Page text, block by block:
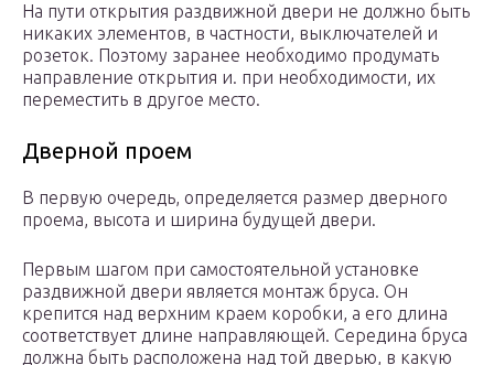
На пути открытия раздвижной двери не должно быть
никаких элементов, в частности, выключателей и
розеток. Поэтому заранее необходимо продумать
направление открытия и. при необходимости, их
переместить в другое место.
Дверной проем
В первую очередь, определяется размер дверного
проема, высота и ширина будущей двери.
Первым шагом при самостоятельной установке
раздвижной двери является монтаж бруса. Он
крепится над верхним краем коробки, а его длина
соответствует длине направляющей. Середина бруса
должна быть расположена над той дверью, в какую